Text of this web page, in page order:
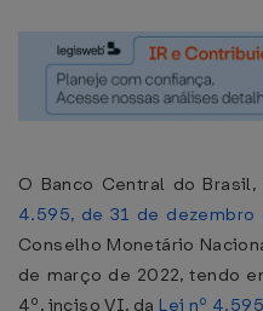
O Banco Central do
4.595, de 31 de dezembro
Conselho Monetário
de março de 2022, tendo
4º, inciso VI, da Lei nº